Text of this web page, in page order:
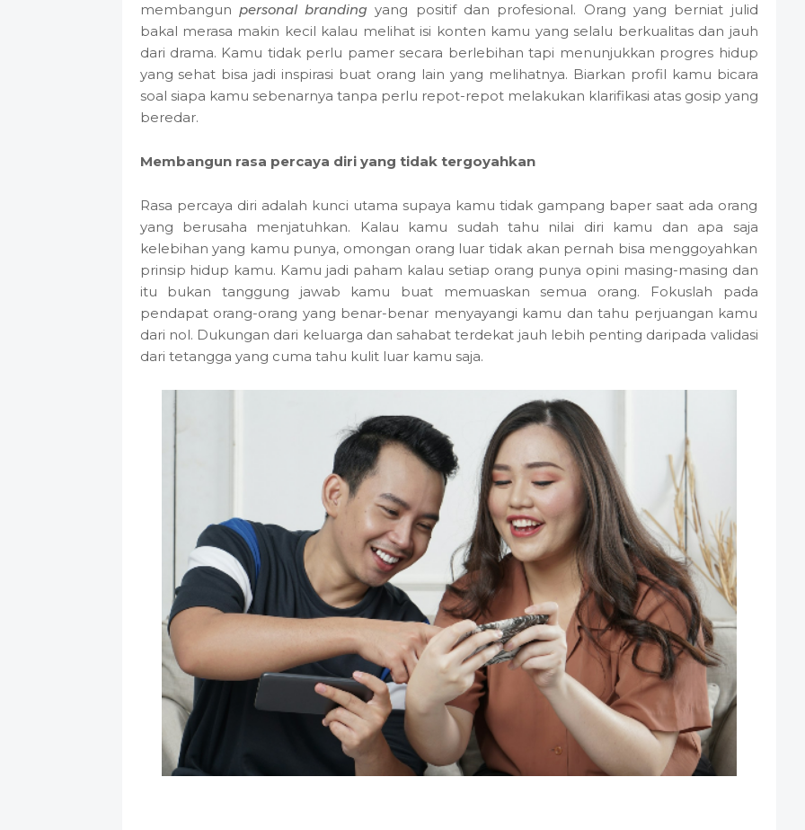
membangun personal branding yang positif dan profesional. Orang yang berniat julid
bakal merasa makin kecil kalau melihat isi konten kamu yang selalu berkualitas dan jauh
dari drama. Kamu tidak perlu pamer secara berlebihan tapi menunjukkan progres hidup
yang sehat bisa jadi inspirasi buat orang lain yang melihatnya. Biarkan profil kamu bicara
soal siapa kamu sebenarnya tanpa perlu repot-repot melakukan klarifikasi atas gosip yang
beredar.
Membangun rasa percaya diri yang tidak tergoyahkan
Rasa percaya diri adalah kunci utama supaya kamu tidak gampang baper saat ada orang
yang berusaha menjatuhkan. Kalau kamu sudah tahu nilai diri kamu dan apa saja
kelebihan yang kamu punya, omongan orang luar tidak akan pernah bisa menggoyahkan
prinsip hidup kamu. Kamu jadi paham kalau setiap orang punya opini masing-masing dan
itu bukan tanggung jawab kamu buat memuaskan semua orang. Fokuslah pada
pendapat orang-orang yang benar-benar menyayangi kamu dan tahu perjuangan kamu
dari nol. Dukungan dari keluarga dan sahabat terdekat jauh lebih penting daripada validasi
dari tetangga yang cuma tahu kulit luar kamu saja.